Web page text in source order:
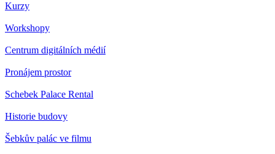
Kurzy
Workshopy
Centrum digitálních médií
Pronájem prostor
Schebek Palace Rental
Historie budovy
Šebkův palác ve filmu